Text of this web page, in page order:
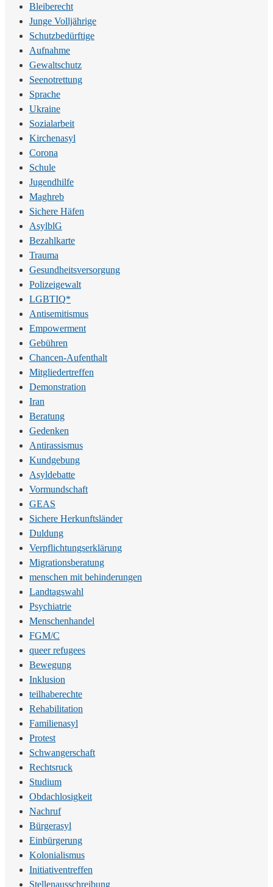
Bleiberecht
Junge Volljährige
Schutzbedürftige
Aufnahme
Gewaltschutz
Seenotrettung
Sprache
Ukraine
Sozialarbeit
Kirchenasyl
Corona
Schule
Jugendhilfe
Maghreb
Sichere Häfen
AsylblG
Bezahlkarte
Trauma
Gesundheitsversorgung
Polizeigewalt
LGBTIQ*
Antisemitismus
Empowerment
Gebühren
Chancen-Aufenthalt
Mitgliedertreffen
Demonstration
Iran
Beratung
Gedenken
Antirassismus
Kundgebung
Asyldebatte
Vormundschaft
GEAS
Sichere Herkunftsländer
Duldung
Verpflichtungserklärung
Migrationsberatung
menschen mit behinderungen
Landtagswahl
Psychiatrie
Menschenhandel
FGM/C
queer refugees
Bewegung
Inklusion
teilhaberechte
Rehabilitation
Familienasyl
Protest
Schwangerschaft
Rechtsruck
Studium
Obdachlosigkeit
Nachruf
Bürgerasyl
Einbürgerung
Kolonialismus
Initiativentreffen
Stellenausschreibung